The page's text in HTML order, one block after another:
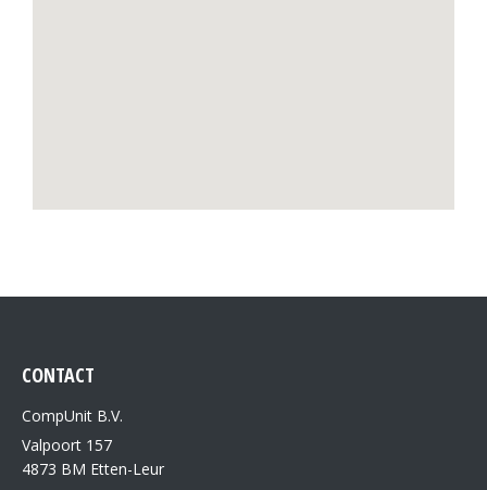
CONTACT
CompUnit B.V.
Valpoort 157
4873 BM Etten-Leur